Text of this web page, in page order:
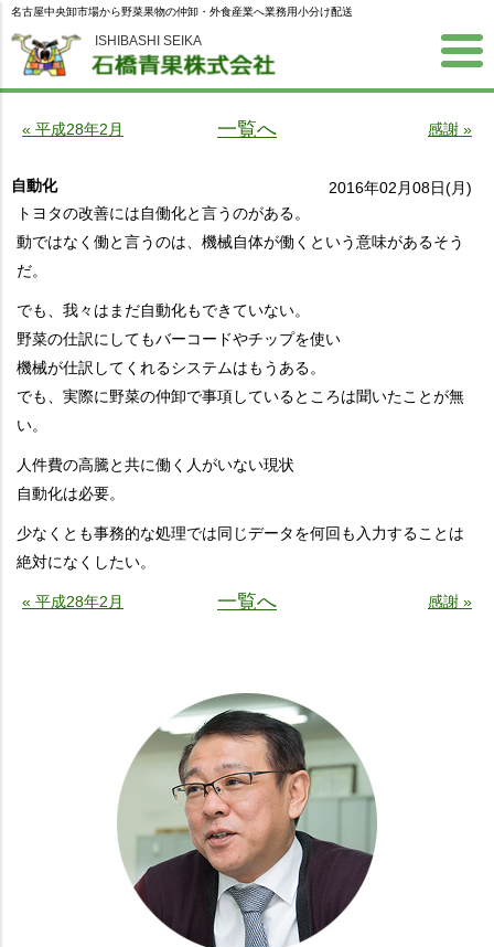
ISHIBASHI SEIKA
名古屋中央卸市場から野菜果物の仲卸・外食産業へ業務用小分け配送
« 平成28年2月 一覧へ 感謝 »
自動化
2016年02月08日(月)
トヨタの改善には自働化と言うのがある。
動ではなく働と言うのは、機械自体が働くという意味があるそう
だ。
でも、我々はまだ自動化もできていない。
野菜の仕訳にしてもバーコードやチップを使い
機械が仕訳してくれるシステムはもうある。
でも、実際に野菜の仲卸で事項しているところは聞いたことが無
い。
人件費の高騰と共に働く人がいない現状
自動化は必要。
少なくとも事務的な処理では同じデータを何回も入力することは
絶対になくしたい。
« 平成28年2月 一覧へ 感謝 »